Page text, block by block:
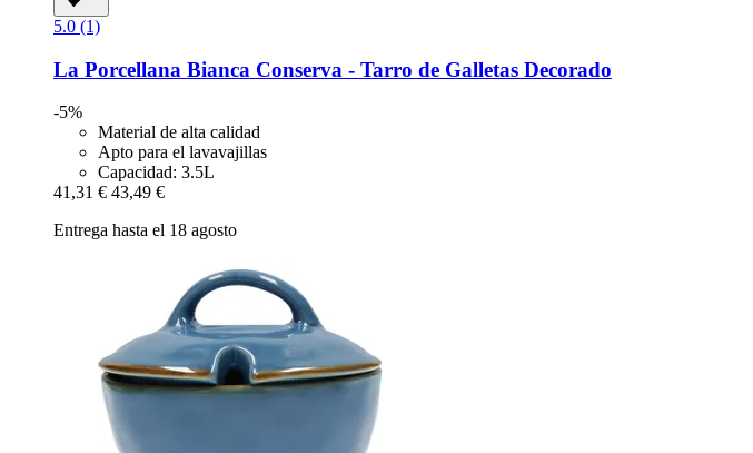
5.0 (1)
La Porcellana Bianca Conserva -​ Tarro de Galletas Decorado
-5%
Material de alta calidad
Apto para el lavavajillas
Capacidad: 3.5L
41,31 € 43,49 €
Entrega hasta el 18 agosto